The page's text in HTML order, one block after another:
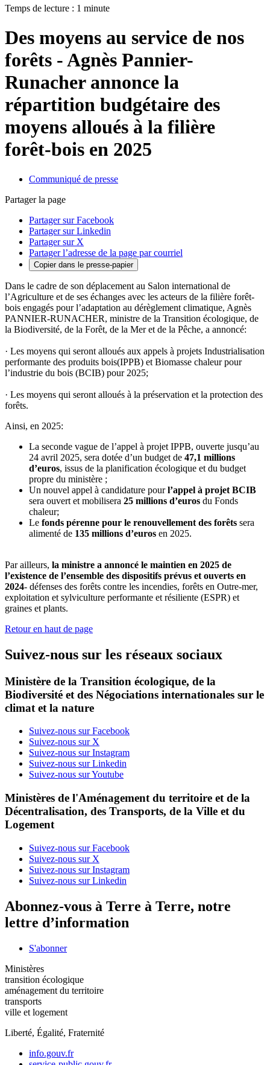
Temps de lecture : 1 minute
Des moyens au service de nos
forêts - Agnès Pannier-
Runacher annonce la
répartition budgétaire des
moyens alloués à la filière
forêt-bois en 2025
Communiqué de presse
Partager la page
Partager sur Facebook
Partager sur Linkedin
Partager sur X
Partager l’adresse de la page par courriel
Copier dans le presse-papier
Dans le cadre de son déplacement au Salon international de
l’Agriculture et de ses échanges avec les acteurs de la filière forêt-
bois engagés pour l’adaptation au dérèglement climatique, Agnès
PANNIER-RUNACHER, ministre de la Transition écologique, de
la Biodiversité, de la Forêt, de la Mer et de la Pêche, a annoncé:
· Les moyens qui seront alloués aux appels à projets Industrialisation
performante des produits bois(IPPB) et Biomasse chaleur pour
l’industrie du bois (BCIB) pour 2025;
· Les moyens qui seront alloués à la préservation et la protection des
forêts.
Ainsi, en 2025:
La seconde vague de l’appel à projet IPPB, ouverte jusqu’au
24 avril 2025, sera dotée d’un budget de 47,1 millions
d’euros, issus de la planification écologique et du budget
propre du ministère ;
Un nouvel appel à candidature pourl’appel à projet BCIB
sera ouvert et mobilisera 25 millions d’euros du Fonds
chaleur;
Le fonds pérenne pour le renouvellement des forêts sera
alimenté de 135 millions d’euros en 2025.
Par ailleurs, la ministre a annoncé le maintien en 2025 de
l’existence de l’ensemble des dispositifs prévus et ouverts en
2024- défenses des forêts contre les incendies, forêts en Outre-mer,
exploitation et sylviculture performante et résiliente (ESPR) et
graines et plants.
Retour en haut de page
Suivez-nous sur les réseaux sociaux
Ministère de la Transition écologique, de la
Biodiversité et des Négociations internationales sur le
climat et la nature
Suivez-nous sur Facebook
Suivez-nous sur X
Suivez-nous sur Instagram
Suivez-nous sur Linkedin
Suivez-nous sur Youtube
Ministères de l'Aménagement du territoire et de la
Décentralisation, des Transports, de la Ville et du
Logement
Suivez-nous sur Facebook
Suivez-nous sur X
Suivez-nous sur Instagram
Suivez-nous sur Linkedin
Abonnez-vous à Terre à Terre, notre
lettre d’information
S'abonner
Ministères
transition écologique
aménagement du territoire
transports
ville et logement
Liberté, Égalité, Fraternité
info.gouv.fr